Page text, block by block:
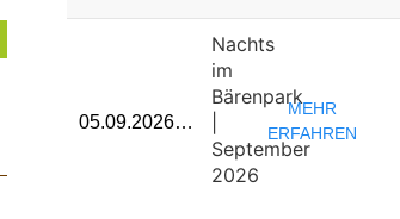
05.09.2026…
Nachts
im
Bärenpark
September
2026
MEHR
ERFAHREN